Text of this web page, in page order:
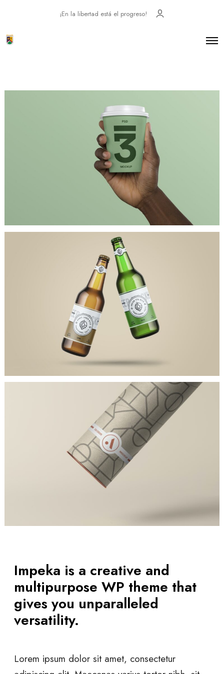
¡En la libertad está el progreso!
Impeka is a creative and
multipurpose WP theme that
gives you unparalleled
versatility.
Lorem ipsum dolor sit amet, consectetur